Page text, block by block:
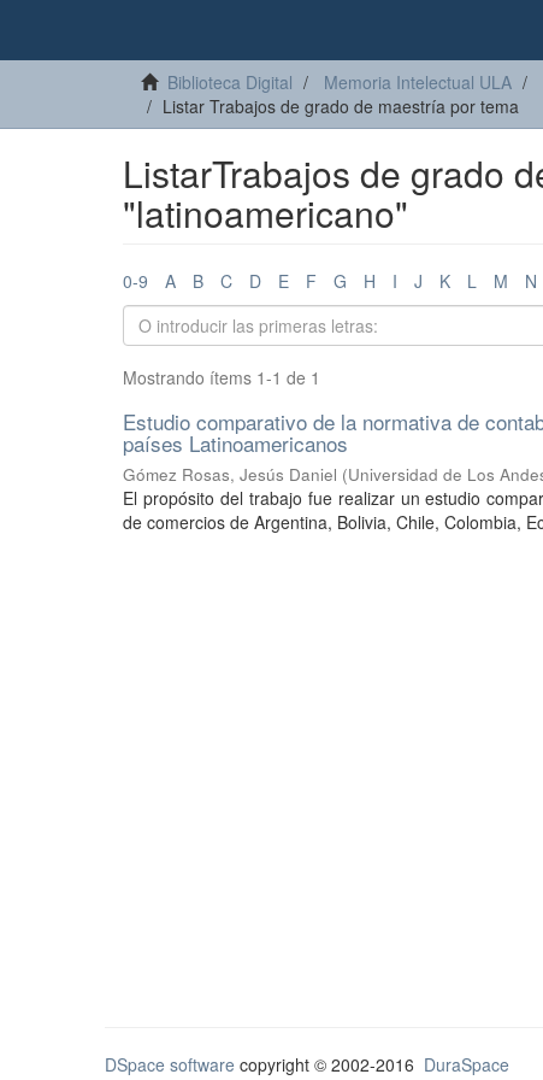
Biblioteca Digital Memoria Intelectual ULA
Listar Trabajos de grado de maestría por tema
ListarTrabajos de grado
"latinoamericano"
0-9 A B C D E F G H I J K L M N
Mostrando ítems 1-1 de 1
Estudio comparativo de la normativa de
países Latinoamericanos
Gómez Rosas, Jesús Daniel (Universidad de Los
El propósito del trabajo fue realizar un estudio
de comercios de Argentina, Bolivia, Chile, Colombia,
DSpace software copyright © 2002-2016 DuraSpace